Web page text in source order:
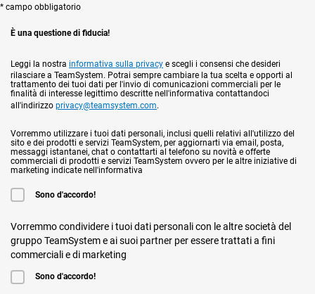
* campo obbligatorio
È una questione di fiducia!
Leggi la nostra informativa sulla privacy e scegli i consensi che desideri
rilasciare a TeamSystem. Potrai sempre cambiare la tua scelta e opporti al
trattamento dei tuoi dati per l'invio di comunicazioni commerciali per le
finalità di interesse legittimo descritte nell'informativa contattandoci
all'indirizzo privacy@teamsystem.com.
Vorremmo utilizzare i tuoi dati personali, inclusi quelli relativi all'utilizzo del
sito e dei prodotti e servizi TeamSystem, per aggiornarti via email, posta,
messaggi istantanei, chat o contattarti al telefono su novità e offerte
commerciali di prodotti e servizi TeamSystem ovvero per le altre iniziative di
marketing indicate nell'informativa
Sono d'accordo!
Vorremmo condividere i tuoi dati personali con le altre società del
gruppo TeamSystem e ai suoi partner per essere trattati a fini
commerciali e di marketing
Sono d'accordo!